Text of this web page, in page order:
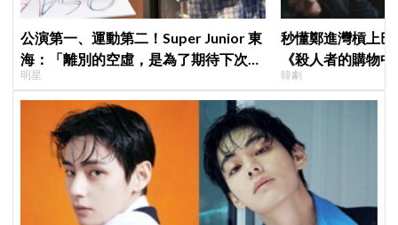
公演第一、運動第二！Super Junior 東
海：「離別的空虛，是為了期待下次再
見」
明星
秒懂鄭進灣槓上
《殺人者的購物
快速複習
韓劇